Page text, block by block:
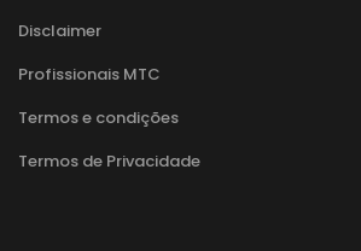
Disclaimer
Profissionais MTC
Termos e condições
Termos de Privacidade